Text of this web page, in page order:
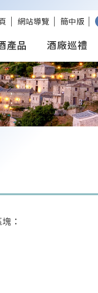
網站導覽 簡中版
產品 酒廠巡禮
：